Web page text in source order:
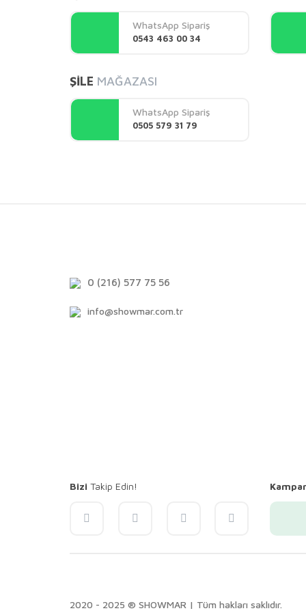
Ürün açıklamasında eksik bilgiler bulunuyor.
Ürün bilgilerinde hatalar bulunuyor.
Ürün fiyatı diğer sitelerden daha pahalı.
Bu ürüne benzer farklı alternatifler olmalı.
WhatsApp Sipariş
0543 463 00 34
ŞİLE MAĞAZASI
WhatsApp Sipariş
0505 579 31 79
0 (216) 577 75 56
info@showmar.com.tr
Bizi Takip Edin!
2020 - 2025 ® SHOWMAR | Tüm hakları saklıdır.